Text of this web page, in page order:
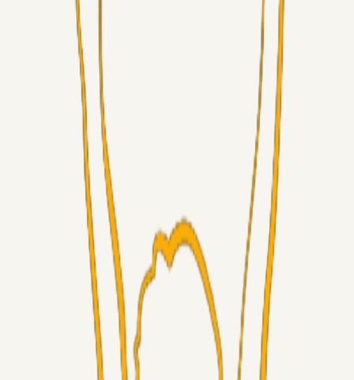
Chrisdinho88
Bange anelser
Superliga-truppen
GulBlaaPuls05. aug. 2026
Kommer Jobbe hjem?
Masterclass
05. aug. 2026
Brøndby-TV og u-19
Alt det andet
04. aug. 2026
5. Forudsigelser op til Horsens kampen.
RasmusStephansen
04. aug. 2026
Nørgaards Lever Hug, Skaktræk Mod En Utålmodig
RasmusStephansen 04. aug. 2026
Har GFH løsnet grebet...?